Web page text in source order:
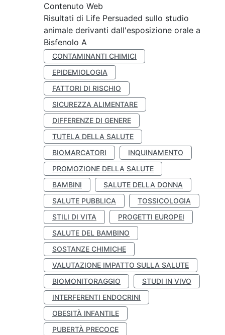
Contenuto Web
Risultati di Life Persuaded sullo studio
animale derivanti dall'esposizione orale a
Bisfenolo A
CONTAMINANTI CHIMICI
EPIDEMIOLOGIA
FATTORI DI RISCHIO
SICUREZZA ALIMENTARE
DIFFERENZE DI GENERE
TUTELA DELLA SALUTE
BIOMARCATORI
INQUINAMENTO
PROMOZIONE DELLA SALUTE
BAMBINI
SALUTE DELLA DONNA
SALUTE PUBBLICA
TOSSICOLOGIA
STILI DI VITA
PROGETTI EUROPEI
SALUTE DEL BAMBINO
SOSTANZE CHIMICHE
VALUTAZIONE IMPATTO SULLA SALUTE
BIOMONITORAGGIO
STUDI IN VIVO
INTERFERENTI ENDOCRINI
OBESITÀ INFANTILE
PUBERTÀ PRECOCE